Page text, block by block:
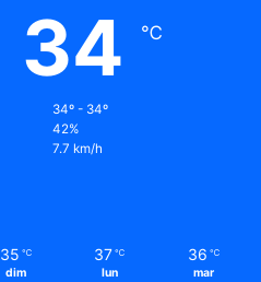
34 ℃
34º - 34º
42%
7.7 km/h
35 ℃
dim
37 ℃
lun
36 ℃
mar